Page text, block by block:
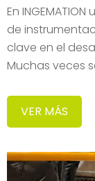
En
de
clave en el
Muchas veces
VER MÁS